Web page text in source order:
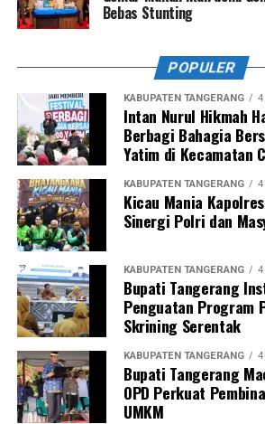
Bebas Stunting
POPULER
KABUPATEN TANGERANG
Intan Nurul Hikmah
Berbagi Bahagia
Yatim di Kecamatan
KABUPATEN TANGERANG
Kicau Mania
Sinergi Polri dan
KABUPATEN TANGERANG
Bupati Tangerang
Penguatan Program
Skrining Serentak
KABUPATEN TANGERANG
Bupati Tangerang
OPD Perkuat
UMKM